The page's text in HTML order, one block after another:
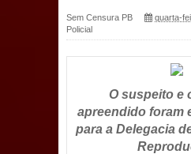
Prefeitura de
dentro do mês
12 milhões na
Prefeitura de
Sem Censura PB
quarta-
Policial
O suspeito e
apreendido foram
para a Delegacia